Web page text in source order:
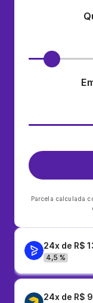
Parcela calculada
24x de R$
4,5 %
24x de R$